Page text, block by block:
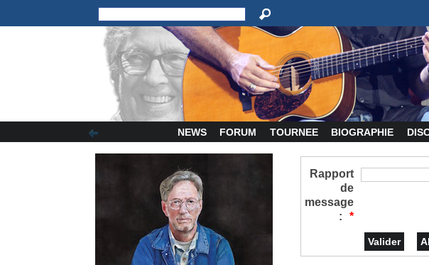
NEWS FORUM TOURNEE BIOGRAPHIE
Rapport
de
message
:
*